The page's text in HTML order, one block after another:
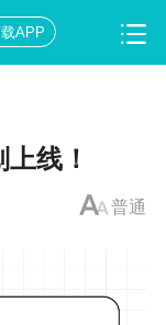
APP
线！
普通